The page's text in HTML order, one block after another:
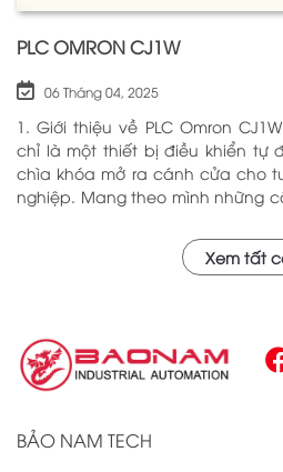
PLC OMRON CJ1W
06 Tháng 04, 2025
1. Giới thiệu về PLC Omron CJ1W PLC Omron CJ1W không
chỉ là một thiết bị điều khiển tự
chìa khóa mở ra cánh cửa cho
nghiệp. Mang theo mình những
mình qua nhiều năm phục vụ
nhau. Với khả năng hoạt động
Chính vì vậy, việc nắm vững
Omron CJ1W là điều cần thiết
hiệu suất công việc của mình.
Xem tất
BẢO NAM TECH